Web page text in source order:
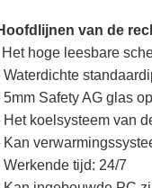
van de
Het hoge leesbare
Waterdichte
5mm Safety AG glas
Het koelsysteem van
Kan
Werkende tijd: 24/7